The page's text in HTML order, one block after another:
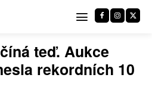
teď. Aukce
rekordních 10